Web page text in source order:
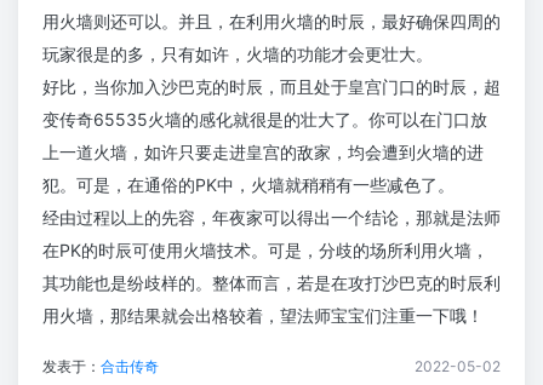
用火墙则还可以。并且，在利用火墙的时辰，最好确保四周的
玩家很是的多，只有如许，火墙的功能才会更壮大。
好比，当你加入沙巴克的时辰，而且处于皇宫门口的时辰，超
变传奇65535火墙的感化就很是的壮大了。你可以在门口放
上一道火墙，如许只要走进皇宫的敌家，均会遭到火墙的进
犯。可是，在通俗的PK中，火墙就稍稍有一些减色了。
经由过程以上的先容，年夜家可以得出一个结论，那就是法师
在PK的时辰可使用火墙技术。可是，分歧的场所利用火墙，
其功能也是纷歧样的。整体而言，若是在攻打沙巴克的时辰利
用火墙，那结果就会出格较着，望法师宝宝们注重一下哦！
发表于： 合击传奇 2022-05-02